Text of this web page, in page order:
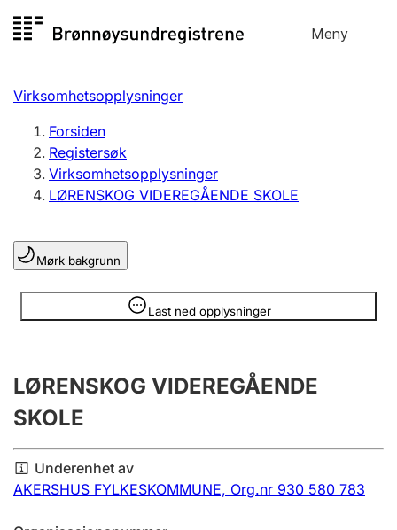
til
Meny
Registersøk
Aksjeselskap
Enkeltpersonforetak
Registrere, endre, slette
Lag og forening
Registrere, endre, slette
Årsregnskap
Innsending og forsinkelsesgebyr
Virksomhetsopplysninger
Forsiden
Registersøk
Virksomhetsopplysninger
LØRENSKOG VIDEREGÅENDE SKOLE
Mørk bakgrunn
Last ned opplysninger
Opplysninger er skjult
LØRENSKOG VIDEREGÅENDE
SKOLE
Underenhet av
AKERSHUS FYLKESKOMMUNE, Org.nr 930 580 783